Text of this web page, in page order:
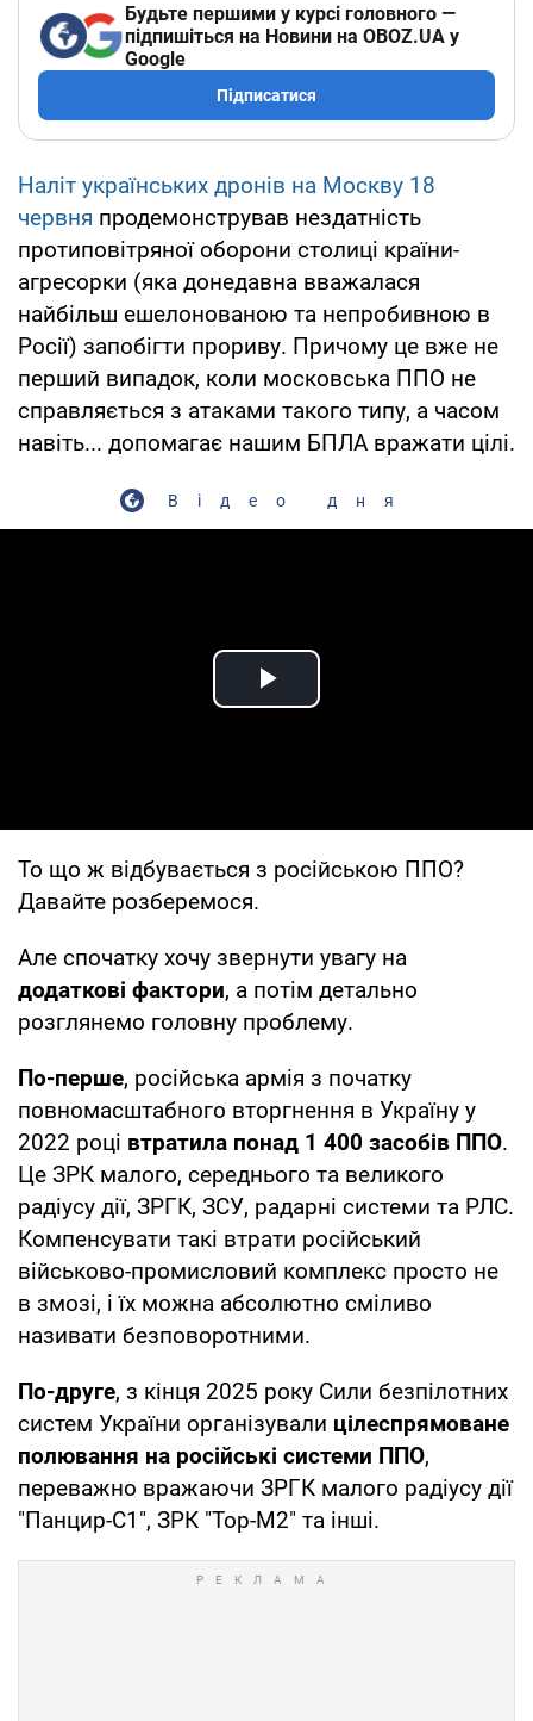
Будьте першими у курсі головного —
підпишіться на Новини на OBOZ.UA у
Google
Підписатися
Наліт українських дронів на Москву 18
червня продемонстрував нездатність
протиповітряної оборони столиці країни-
агресорки (яка донедавна вважалася
найбільш ешелонованою та непробивною в
Росії) запобігти прориву. Причому це вже не
перший випадок, коли московська ППО не
справляється з атаками такого типу, а часом
навіть... допомагає нашим БПЛА вражати цілі.
Відео дня
Play Video
То що ж відбувається з російською ППО?
Давайте розберемося.
Але спочатку хочу звернути увагу на
додаткові фактори, а потім детально
розглянемо головну проблему.
По-перше, російська армія з початку
повномасштабного вторгнення в Україну у
2022 році втратила понад 1 400 засобів ППО.
Це ЗРК малого, середнього та великого
радіусу дії, ЗРГК, ЗСУ, радарні системи та РЛС.
Компенсувати такі втрати російський
військово-промисловий комплекс просто не
в змозі, і їх можна абсолютно сміливо
називати безповоротними.
По-друге, з кінця 2025 року Сили безпілотних
систем України організували цілеспрямоване
полювання на російські системи ППО,
переважно вражаючи ЗРГК малого радіусу дії
"Панцир-С1", ЗРК "Тор-М2" та інші.